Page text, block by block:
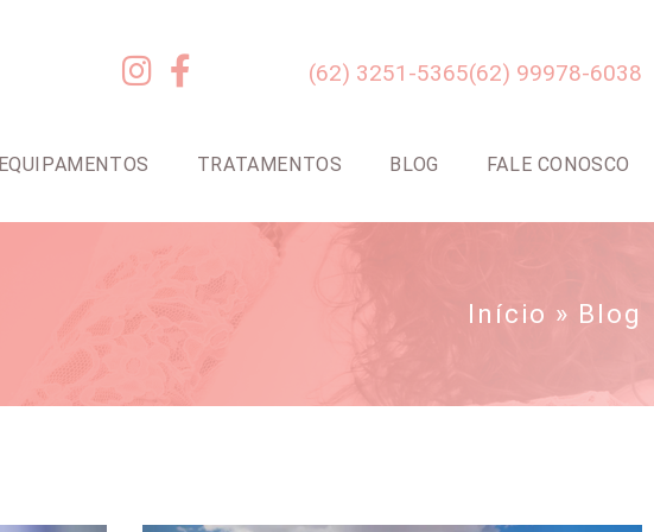
(62) 3251-5365(62) 99978-6038
EQUIPAMENTOS TRATAMENTOS BLOG FALE CONOSCO
Início » Blog